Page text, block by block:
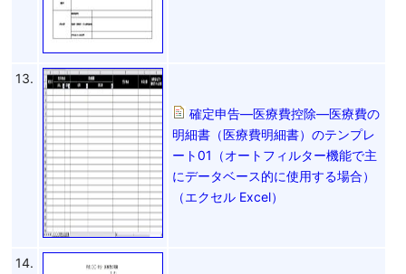
13.
確定申告―医療費控除―医療費の
明細書（医療費明細書）のテンプレ
ート01（オートフィルター機能で主
にデータベース的に使用する場合）
（エクセル Excel）
14.